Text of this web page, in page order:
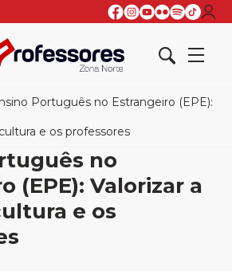
Português no Estrangeiro (EPE):
e os professores
no
(EPE): Valorizar a
e os